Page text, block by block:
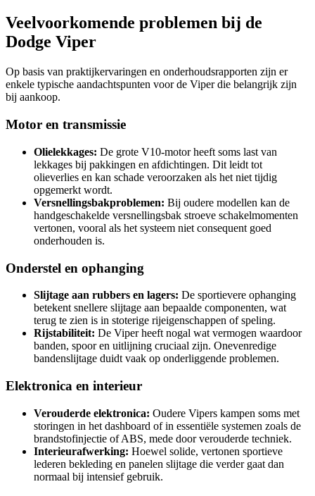
Veelvoorkomende problemen bij de
Dodge Viper
Op basis van praktijkervaringen en onderhoudsrapporten zijn er
enkele typische aandachtspunten voor de Viper die belangrijk zijn
bij aankoop.
Motor en transmissie
Olielekkages: De grote V10-motor heeft soms last van
lekkages bij pakkingen en afdichtingen. Dit leidt tot
olieverlies en kan schade veroorzaken als het niet tijdig
opgemerkt wordt.
Versnellingsbakproblemen: Bij oudere modellen kan de
handgeschakelde versnellingsbak stroeve schakelmomenten
vertonen, vooral als het systeem niet consequent goed
onderhouden is.
Onderstel en ophanging
Slijtage aan rubbers en lagers: De sportievere ophanging
betekent snellere slijtage aan bepaalde componenten, wat
terug te zien is in stoterige rijeigenschappen of speling.
Rijstabiliteit: De Viper heeft nogal wat vermogen waardoor
banden, spoor en uitlijning cruciaal zijn. Onevenredige
bandenslijtage duidt vaak op onderliggende problemen.
Elektronica en interieur
Verouderde elektronica: Oudere Vipers kampen soms met
storingen in het dashboard of in essentiële systemen zoals de
brandstofinjectie of ABS, mede door verouderde techniek.
Interieurafwerking: Hoewel solide, vertonen sportieve
lederen bekleding en panelen slijtage die verder gaat dan
normaal bij intensief gebruik.